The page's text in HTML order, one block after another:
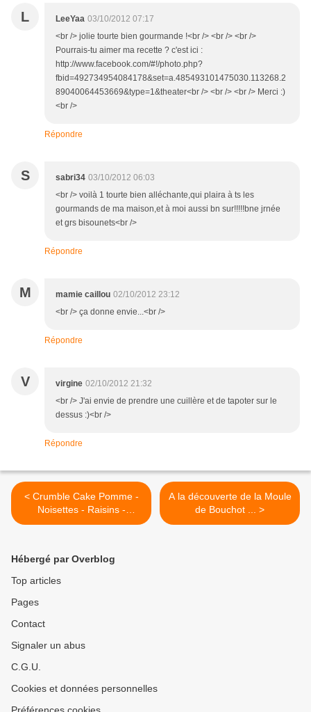
L LeeYaa 03/10/2012 07:17
<br /> jolie tourte bien gourmande !<br /> <br /> <br />
Pourrais-tu aimer ma recette ? c'est ici :
http://www.facebook.com/#!/photo.php?
fbid=492734954084178&set=a.485493101475030.113268.2
89040064453669&type=1&theater<br /> <br /> <br /> Merci :)
<br />
Répondre
S sabri34 03/10/2012 06:03
<br /> voilà 1 tourte bien alléchante,qui plaira à ts les
gourmands de ma maison,et à moi aussi bn sur!!!!!bne jrnée
et grs bisounets<br />
Répondre
M mamie caillou 02/10/2012 23:12
<br /> ça donne envie...<br />
Répondre
V virgine 02/10/2012 21:32
<br /> J'ai envie de prendre une cuillère et de tapoter sur le
dessus :)<br />
Répondre
< Crumble Cake Pomme -
Noisettes - Raisins -
Chocolat
A la découverte de la Moule
de Bouchot ... >
Hébergé par Overblog
Top articles
Pages
Contact
Signaler un abus
C.G.U.
Cookies et données personnelles